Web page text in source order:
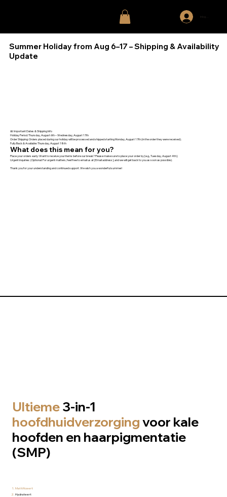
Summer Holiday from Aug 6–17 – Shipping & Availability
Update
📅 Important Dates & Shipping Info
Holiday Period: Thursday, August 6th – Wednesday, August 17th
Order Shipping: Orders placed during our holiday will be processed and shipped starting Monday, August 17th (in the order they were received).
Fully Back & Available: Thursday, August 18th
What does this mean for you?
Place your orders early: Want to receive your items before our break? Please make sure to place your order by [e.g., Tuesday, August 4th].
Urgent inquiries: (Optional: For urgent matters, feel free to email us at [Email address], and we will get back to you as soon as possible).
Thank you for your understanding and continued support. We wish you a wonderful summer!
Ultieme3-in-1
hoofdhuidverzorgingvoor kale
hoofden en haarpigmentatie
(SMP)
Mattificeert
Hydrateert